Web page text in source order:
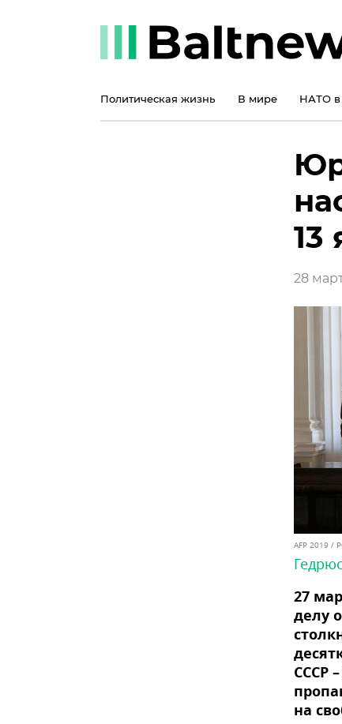
Политическая жизнь В мире НАТО в
13
28
AFP 2019 /
27
делу
СССР
на